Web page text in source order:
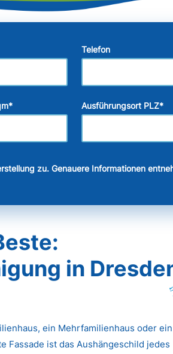
Telefon
* Ausführungsort PLZ*
zu. Genauere Informationen
in
ein Mehrfamilienhaus oder ein
Fassade ist das Aushängeschild jedes